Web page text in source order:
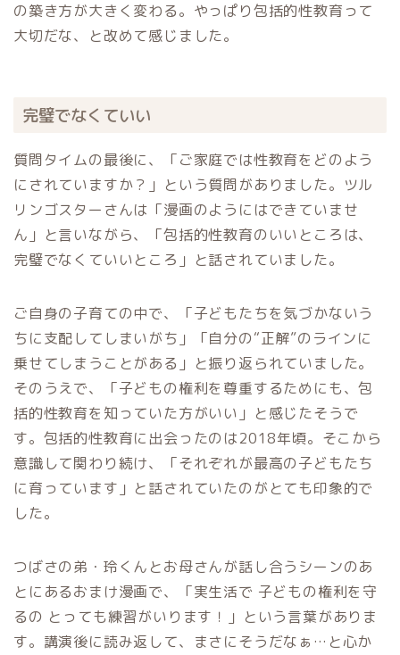
の築き方が大きく変わる。やっぱり包括的性教育って
大切だな、と改めて感じました。
完璧でなくていい
質問タイムの最後に、「ご家庭では性教育をどのよう
にされていますか？」という質問がありました。ツル
リンゴスターさんは「漫画のようにはできていませ
ん」と言いながら、「包括的性教育のいいところは、
完璧でなくていいところ」と話されていました。
ご自身の子育ての中で、「子どもたちを気づかないう
ちに支配してしまいがち」「自分の“正解”のラインに
乗せてしまうことがある」と振り返られていました。
そのうえで、「子どもの権利を尊重するためにも、包
括的性教育を知っていた方がいい」と感じたそうで
す。包括的性教育に出会ったのは2018年頃。そこから
意識して関わり続け、「それぞれが最高の子どもたち
に育っています」と話されていたのがとても印象的で
した。
つばさの弟・玲くんとお母さんが話し合うシーンのあ
とにあるおまけ漫画で、「実生活で 子どもの権利を守
るの とっても練習がいります！」という言葉がありま
す。講演後に読み返して、まさにそうだなぁ…と心か